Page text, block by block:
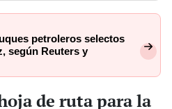
petroleros selectos
según Reuters y
de ruta para la